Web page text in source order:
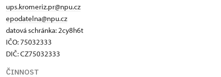
ups.kromeriz.pr@npu.cz
epodatelna@npu.cz
datová schránka: 2cy8h6t​
IČO: 75032333
DIČ: CZ75032333
ČINNOST